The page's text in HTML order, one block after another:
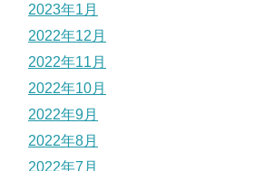
2023年1月
2022年12月
2022年11月
2022年10月
2022年9月
2022年8月
2022年7月